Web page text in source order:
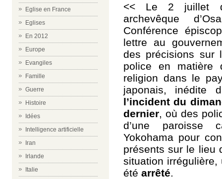
Eglise en France
Eglises
En 2012
Europe
Evangiles
Famille
Guerre
Histoire
Idées
Intelligence artificielle
Iran
Irlande
Italie
<< Le 2 juillet
archevêque
Conférence
lettre au
des précisions sur
police en
religion dans le
japonais, inédite
l’incident du
dernier, où des
d’une paroisse
Yokohama pour
présents sur le lieu
situation
été arrêté.